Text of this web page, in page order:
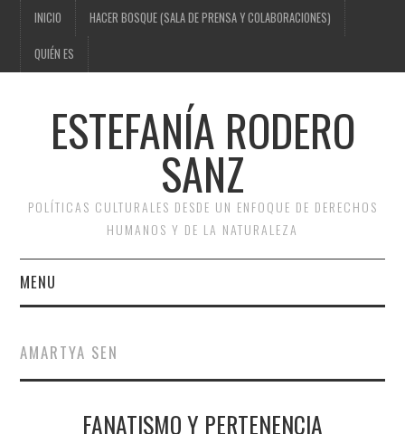
INICIO HACER BOSQUE (SALA DE PRENSA Y COLABORACIONES)
QUIÉN ES
ESTEFANÍA RODERO
SANZ
POLÍTICAS CULTURALES DESDE UN ENFOQUE DE DERECHOS
HUMANOS Y DE LA NATURALEZA
MENU
HACER BOSQUE (SALA DE
PRENSA Y
AMARTYA SEN
FANATISMO Y PERTENENCIA